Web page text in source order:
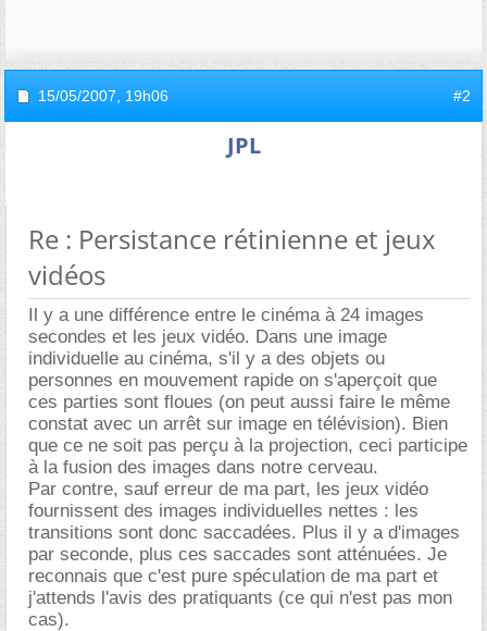
15/05/2007, 19h06 #2
JPL
Re : Persistance rétinienne et jeux
vidéos
Il y a une différence entre le cinéma à 24 images
secondes et les jeux vidéo. Dans une image
individuelle au cinéma, s'il y a des objets ou
personnes en mouvement rapide on s'aperçoit que
ces parties sont floues (on peut aussi faire le même
constat avec un arrêt sur image en télévision). Bien
que ce ne soit pas perçu à la projection, ceci participe
à la fusion des images dans notre cerveau.
Par contre, sauf erreur de ma part, les jeux vidéo
fournissent des images individuelles nettes : les
transitions sont donc saccadées. Plus il y a d'images
par seconde, plus ces saccades sont atténuées. Je
reconnais que c'est pure spéculation de ma part et
j'attends l'avis des pratiquants (ce qui n'est pas mon
cas).